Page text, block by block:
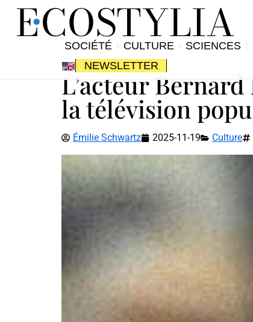
SOCIÉTÉ CULTURE SCIENCES
NEWSLETTER
L’acteur
la télévision
Émilie Schwartz 2025-11-19 Culture